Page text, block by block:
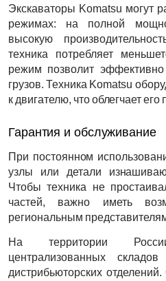
Экскаваторы Komatsu могут
режимах: на полной
высокую
техника потребляет
режим позволит
грузов. Техника Komatsu
к двигателю, что облегчает его
Гарантия и обслуживание
При постоянном
узлы или детали
Чтобы техника не
частей, важно иметь
региональным
На территории
централизованных
дистрибьюторских